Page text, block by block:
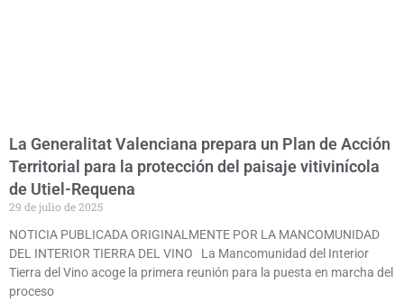
La Generalitat Valenciana prepara un Plan de Acción
Territorial para la protección del paisaje vitivinícola
de Utiel-Requena
29 de julio de 2025
NOTICIA PUBLICADA ORIGINALMENTE POR LA MANCOMUNIDAD
DEL INTERIOR TIERRA DEL VINO La Mancomunidad del Interior
Tierra del Vino acoge la primera reunión para la puesta en marcha del
proceso